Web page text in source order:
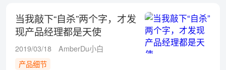
当我敲下“自杀”两个字，才发
现产品经理都是天使
2019/03/18
AmberDu小白
产品细节